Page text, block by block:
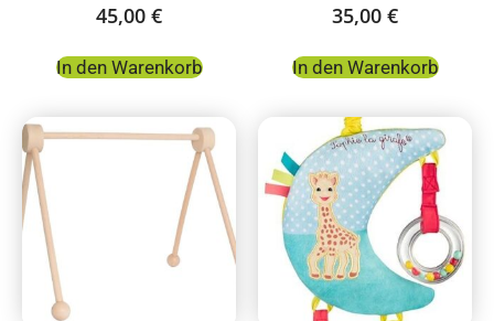
45,00 €
In den Warenkorb
35,00 €
In den Warenkorb